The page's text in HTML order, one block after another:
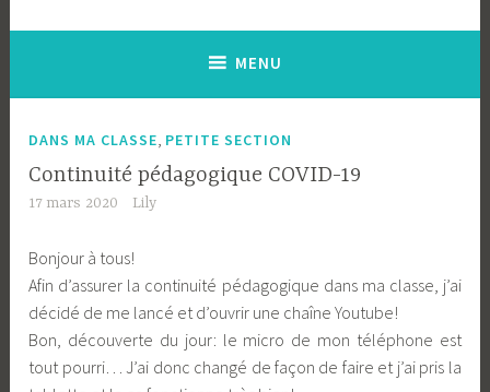
MENU
DANS MA CLASSE, PETITE SECTION
Continuité pédagogique COVID-19
17 mars 2020 Lily
Bonjour à tous!
Afin d’assurer la continuité pédagogique dans ma classe, j’ai
décidé de me lancé et d’ouvrir une chaîne Youtube!
Bon, découverte du jour: le micro de mon téléphone est
tout pourri… J’ai donc changé de façon de faire et j’ai pris la